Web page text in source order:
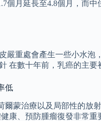
月延長至4.8個月，而
重處會產生一些小水
在數十年前，乳癌的主
低
蒙治療以及局部性的
康、預防腫瘤復發非常